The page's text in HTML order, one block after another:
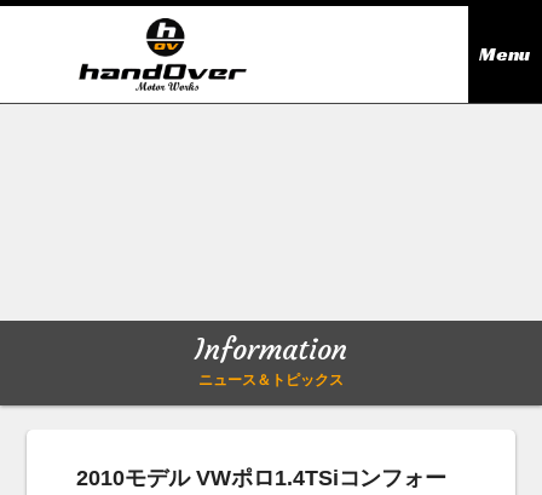
Menu
Company outline
会社概要
Information
ニュース＆トピックス
2010モデル VWポロ1.4TSiコンフォー